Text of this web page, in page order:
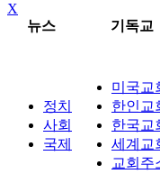
X
뉴스
기독교
정치
사회
국제
미국교
한인교
한국교
세계교
교회주